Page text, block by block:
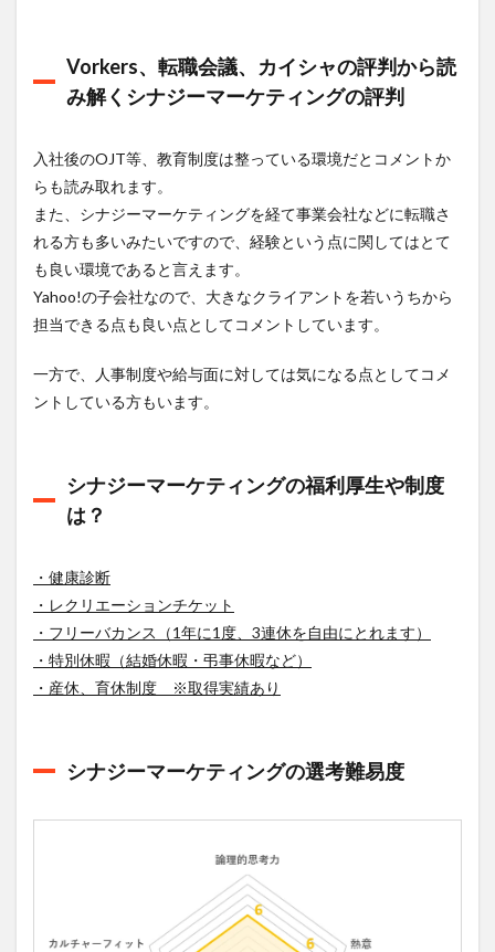
Vorkers、転職会議、カイシャの評判から読
み解くシナジーマーケティングの評判
入社後のOJT等、教育制度は整っている環境だとコメントか
らも読み取れます。
また、シナジーマーケティングを経て事業会社などに転職さ
れる方も多いみたいですので、経験という点に関してはとて
も良い環境であると言えます。
Yahoo!の子会社なので、大きなクライアントを若いうちから
担当できる点も良い点としてコメントしています。
一方で、人事制度や給与面に対しては気になる点としてコメ
ントしている方もいます。
シナジーマーケティングの福利厚生や制度
は？
・健康診断
・レクリエーションチケット
・フリーバカンス（1年に1度、3連休を自由にとれます）
・特別休暇（結婚休暇・弔事休暇など）
・産休、育休制度 ※取得実績あり
シナジーマーケティングの選考難易度